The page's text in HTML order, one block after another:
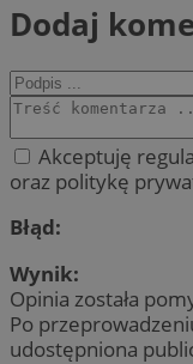
Dodaj
Akceptuję
oraz politykę
Błąd:
Wynik:
Opinia została
Po
udostępniona